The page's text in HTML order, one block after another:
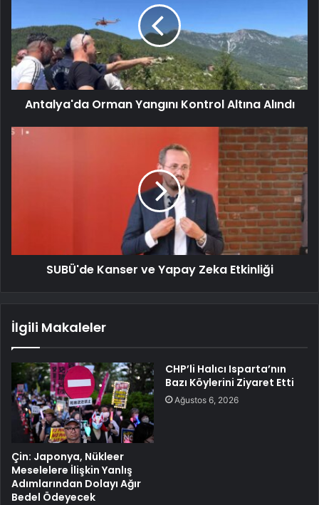
Antalya'da Orman Yangını Kontrol Altına Alındı
SUBÜ'de Kanser ve Yapay Zeka Etkinliği
İlgili Makaleler
Çin: Japonya, Nükleer
Meselelere İlişkin Yanlış
Adımlarından Dolayı Ağır
Bedel Ödeyecek
CHP’li Halıcı Isparta’nın
Bazı Köylerini Ziyaret Etti
Ağustos 6, 2026